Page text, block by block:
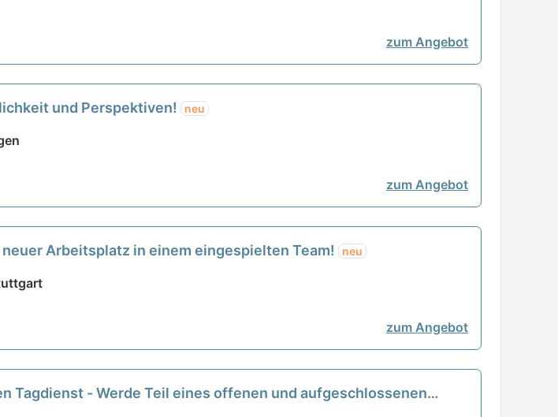
zum Angebot
und Perspektiven! neu
zum Angebot
Arbeitsplatz in einem eingespielten Team! neu
zum Angebot
- Werde Teil eines offenen und aufgeschlossenen